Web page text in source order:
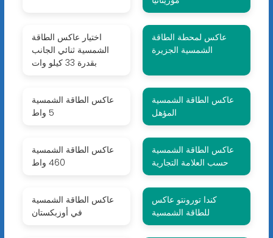
اختيار عاكس الطاقة
الشمسية ثنائي الجانب
بقدرة 33 كيلو وات
عاكس لمحطة الطاقة
الشمسية الجزيرة
عاكس الطاقة الشمسية
5 واط
عاكس الطاقة الشمسية
المؤهل
عاكس الطاقة الشمسية
460 واط
عاكس الطاقة الشمسية
حسب العلامة التجارية
عاكس الطاقة الشمسية
في أوزبكستان
كندا تورونتو عاكس
للطاقة الشمسية